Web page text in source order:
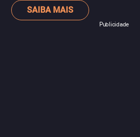
esposa, seu marido e seu cunhado.
na categoria Melhores Efeitos
SAIBA MAIS
Publicidade